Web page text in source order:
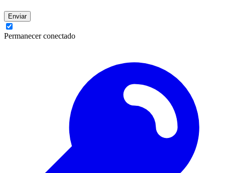
Enviar
Permanecer conectado